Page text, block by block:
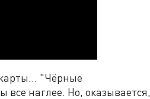
"Чёрные
все наглее. Но, оказывается,